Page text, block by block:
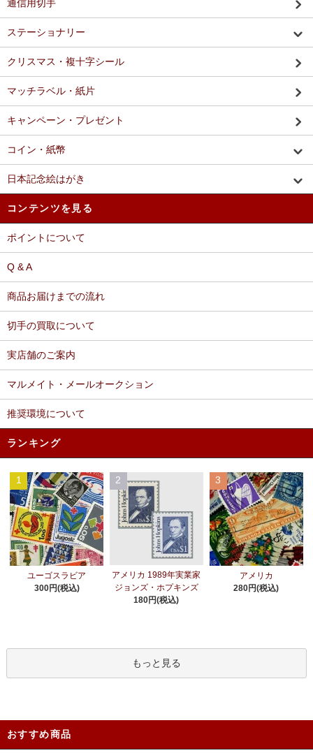
通信用切手
ステーショナリー
クリスマス・複十字シール
マッチラベル・紙片
キャンペーン・プレゼント
コイン・紙幣
日本記念絵はがき
コンテンツを見る
ポイントについて
Q & A
商品お届けまでの流れ
切手の買取について
実店舗のご案内
マルメイト・メールオークション
推奨環境について
ランキング
1
ユーゴスラビア
300円(税込)
2
アメリカ 1989年実業家
ジョンズ・ホプキンズ
180円(税込)
3
アメリカ
280円(税込)
もっと見る
おすすめ商品